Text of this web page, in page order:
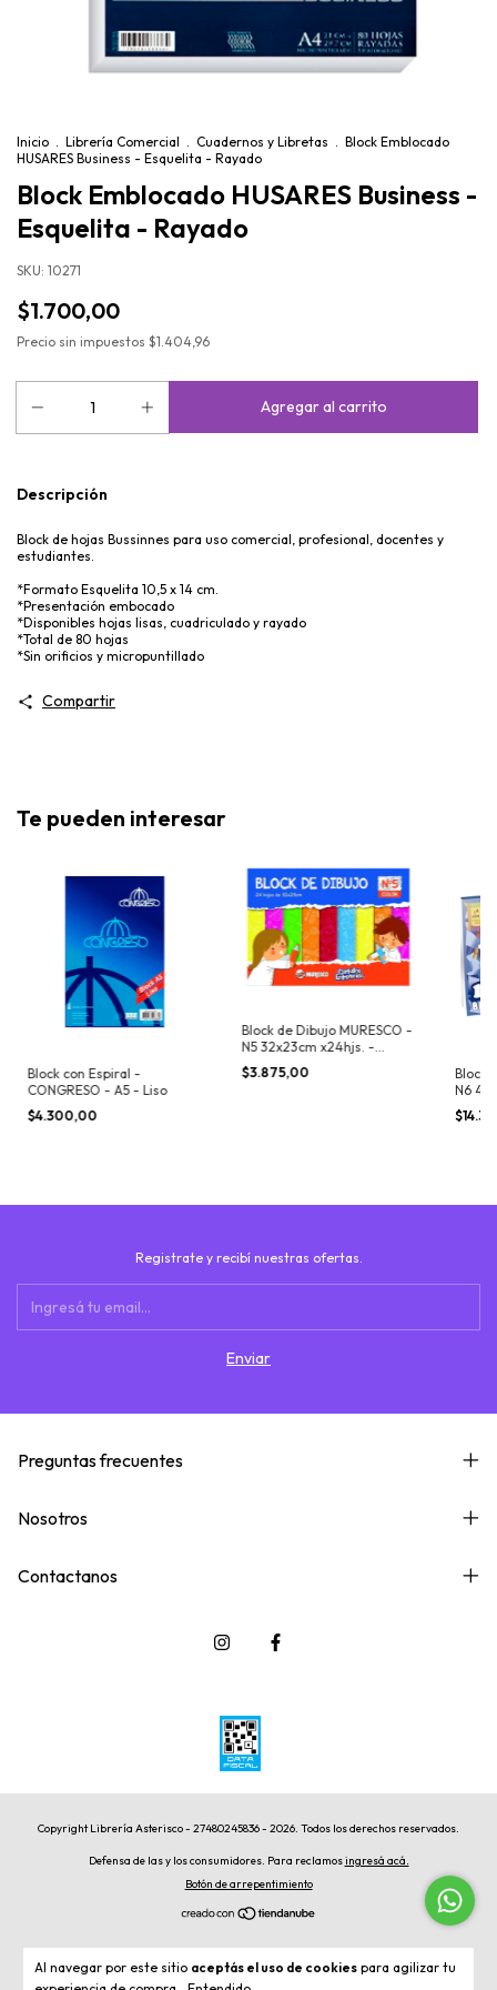
Al navegar por este sitio aceptás el uso de cookies para agilizar tu
Inicio . Librería Comercial . Cuadernos y Libretas . Block Emblocado
HUSARES Business - Esquelita - Rayado
Block Emblocado HUSARES Business -
Esquelita - Rayado
SKU: 10271
$1.700,00
Precio sin impuestos $1.404,96
Descripción
Block de hojas Bussinnes para uso comercial, profesional, docentes y
estudiantes.
*Formato Esquelita 10,5 x 14 cm.
*Presentación embocado
*Disponibles hojas lisas, cuadriculado y rayado
*Total de 80 hojas
*Sin orificios y micropuntillado
Compartir
Te pueden interesar
Block con Espiral -
CONGRESO - A5 - Liso
$4.300,00
Block de Dibujo MURESCO -
N5 32x23cm x24hjs. -
COLOR
$3.875,00
Block
N6
Registrate y recibí nuestras ofertas.
Preguntas frecuentes
Nosotros
Contactanos
Copyright Librería Asterisco - 27480245836 - 2026. Todos los derechos reservados.
Defensa de las y los consumidores. Para reclamosingresá acá.
Botón de arrepentimiento